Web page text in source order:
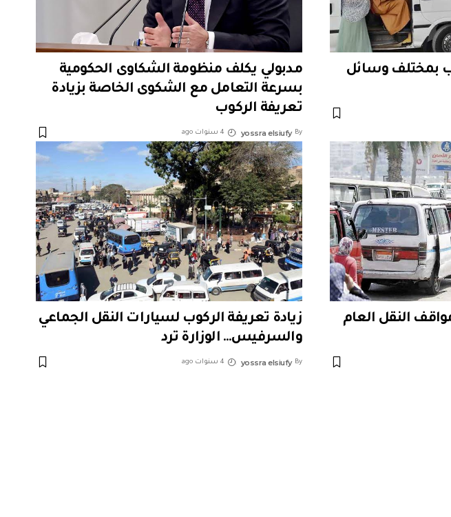
بمختلف وسائل
مدبولي يكلف منظومة الشكاوى الحكومية
بسرعة التعامل مع الشكوى الخاصة بزيادة
تعريفة الركوب
By
yossra elsiufy 4 سنوات ago
النقل العام
زيادة تعريفة الركوب لسيارات النقل الجماعي
والسرفيس… الوزارة ترد
By
yossra elsiufy 4 سنوات ago